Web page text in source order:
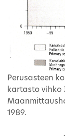
Perusasteen
kartasto vihko
1989.